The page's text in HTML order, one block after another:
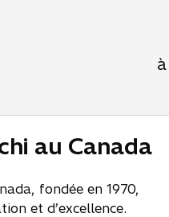
au Canada
fondée en 1970,
et d’excellence.